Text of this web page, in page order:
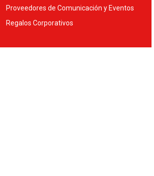
Proveedores de Comunicación y Eventos
Regalos Corporativos